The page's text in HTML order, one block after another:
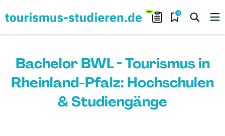
0
Bachelor BWL - Tourismus in
Rheinland-Pfalz: Hochschulen
& Studiengänge